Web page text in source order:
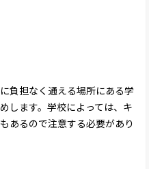
負担なく通える場所にある学
します。学校によっては、キ
あるので注意する必要があり